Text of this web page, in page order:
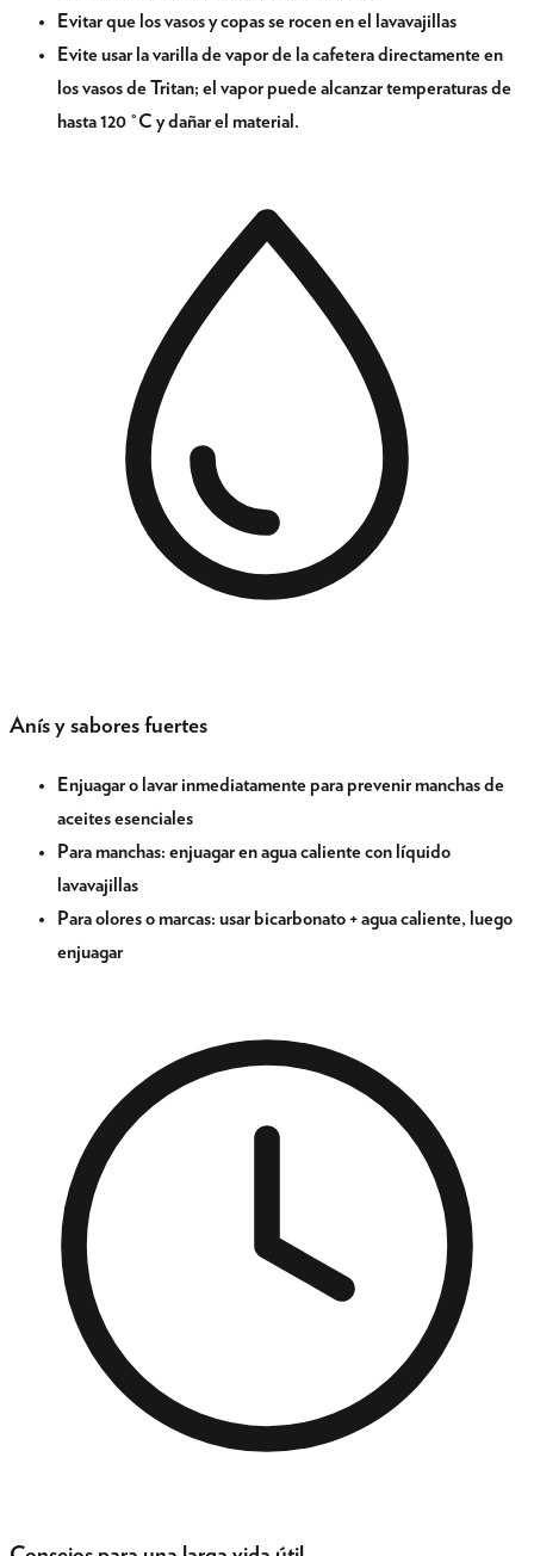
Evitar que los vasos y copas se rocen en el lavavajillas
Evite usar la varilla de vapor de la cafetera directamente en
los vasos de Tritan; el vapor puede alcanzar temperaturas de
hasta 120 °C y dañar el material.
Anís y sabores fuertes
Enjuagar o lavar inmediatamente para prevenir manchas de
aceites esenciales
Para manchas: enjuagar en agua caliente con líquido
lavavajillas
Para olores o marcas: usar bicarbonato + agua caliente, luego
enjuagar